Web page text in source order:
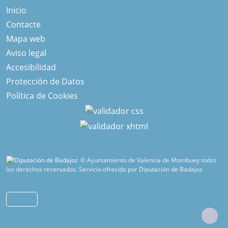
Inicio
Contacte
Mapa web
Aviso legal
Accesibilidad
Protección de Datos
Política de Cookies
© Ayuntamiento de Valencia de Mombuey todos
los derechos reservados.Servicio ofrecido por Diputación de Badajoz